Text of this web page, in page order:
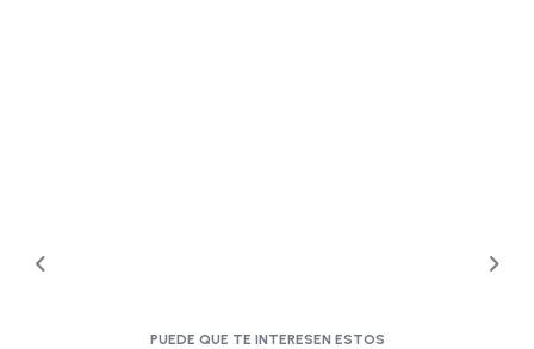
PUEDE QUE TE INTERESEN ESTOS